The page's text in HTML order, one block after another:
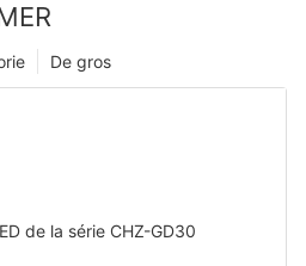
De gros